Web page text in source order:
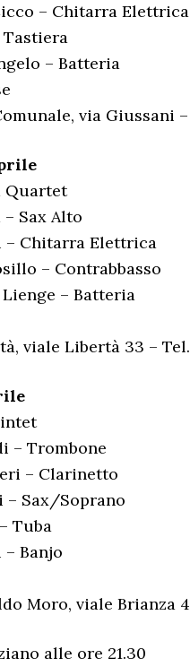
– Chitarra Elettrica
– Batteria
via Giussani –
Quartet
Sax Alto
– Chitarra Elettrica
– Contrabbasso
– Batteria
viale Libertà 33 –
– Trombone
– Clarinetto
– Sax/Soprano
Tuba
Banjo
Moro, viale Brianza 4
alle ore 21.30